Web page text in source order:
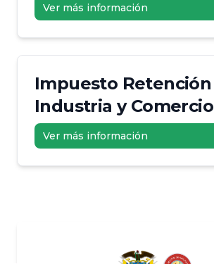
Ver más información
Impuesto Retención
Industria y Comercio
Ver más información